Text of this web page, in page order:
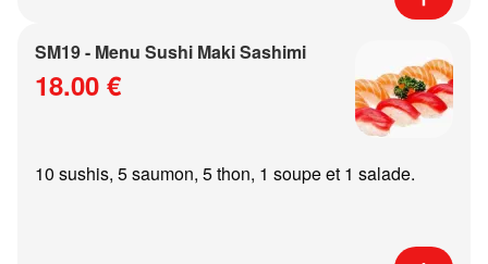
SM19 - Menu Sushi Maki Sashimi
18.00 €
10 sushis, 5 saumon, 5 thon, 1 soupe et 1 salade.